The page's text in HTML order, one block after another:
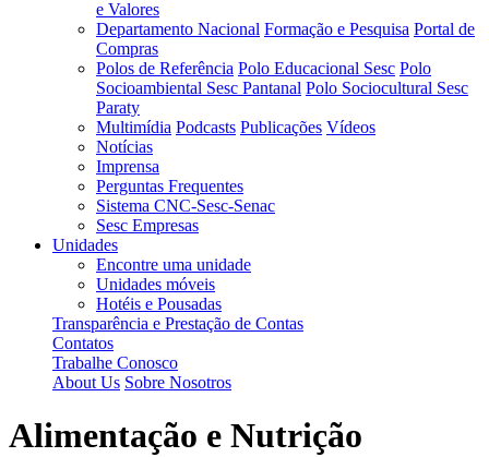
e Valores
Departamento Nacional Formação e Pesquisa Portal de
Compras
Polos de Referência Polo Educacional Sesc Polo
Socioambiental Sesc Pantanal Polo Sociocultural Sesc
Paraty
Multimídia Podcasts Publicações Vídeos
Notícias
Imprensa
Perguntas Frequentes
Sistema CNC-Sesc-Senac
Sesc Empresas
Unidades
Encontre uma unidade
Unidades móveis
Hotéis e Pousadas
Transparência e Prestação de Contas
Contatos
Trabalhe Conosco
About Us Sobre Nosotros
Alimentação e Nutrição